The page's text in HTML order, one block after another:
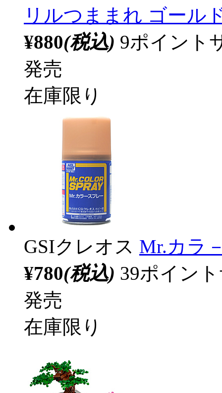
リルつままれ ゴール
¥880(税込) 9ポイント
発売
在庫限り
GSIクレオス Mr.カラ
¥780(税込) 39ポイン
発売
在庫限り